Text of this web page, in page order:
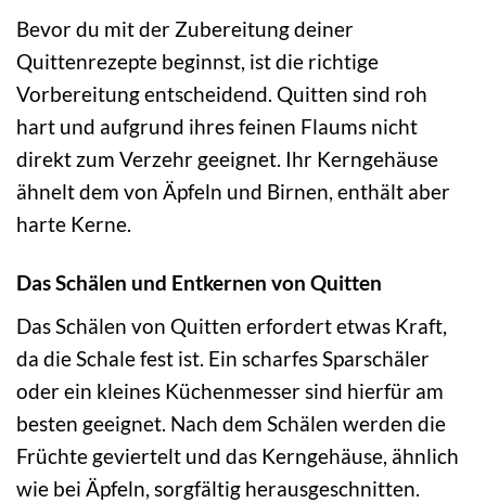
Bevor du mit der Zubereitung deiner
Quittenrezepte beginnst, ist die richtige
Vorbereitung entscheidend. Quitten sind roh
hart und aufgrund ihres feinen Flaums nicht
direkt zum Verzehr geeignet. Ihr Kerngehäuse
ähnelt dem von Äpfeln und Birnen, enthält aber
harte Kerne.
Das Schälen und Entkernen von Quitten
Das Schälen von Quitten erfordert etwas Kraft,
da die Schale fest ist. Ein scharfes Sparschäler
oder ein kleines Küchenmesser sind hierfür am
besten geeignet. Nach dem Schälen werden die
Früchte geviertelt und das Kerngehäuse, ähnlich
wie bei Äpfeln, sorgfältig herausgeschnitten.